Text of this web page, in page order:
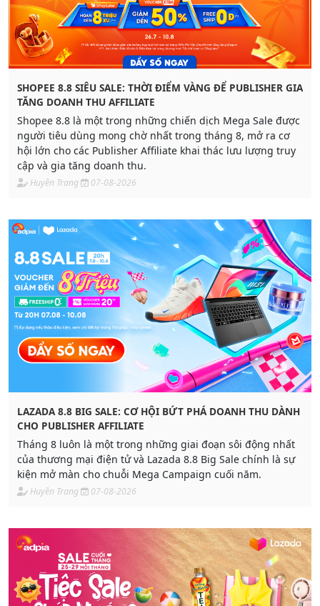
SHOPEE 8.8 SIÊU SALE: THỜI ĐIỂM VÀNG ĐỂ PUBLISHER GIA
TĂNG DOANH THU AFFILIATE
Shopee 8.8 là một trong những chiến dịch Mega Sale được
người tiêu dùng mong chờ nhất trong tháng 8, mở ra cơ
hội lớn cho các Publisher Affiliate khai thác lưu lượng truy
cập và gia tăng doanh thu.
Huyền Trang 07-08-2026
LAZADA 8.8 BIG SALE: CƠ HỘI BỨT PHÁ DOANH THU DÀNH
CHO PUBLISHER AFFILIATE
Tháng 8 luôn là một trong những giai đoạn sôi động nhất
của thương mại điện tử và Lazada 8.8 Big Sale chính là sự
kiện mở màn cho chuỗi Mega Campaign cuối năm.
Huyền Trang 07-08-2026